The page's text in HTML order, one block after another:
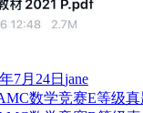
7月24日 作
者
jane
数学竞赛E等级